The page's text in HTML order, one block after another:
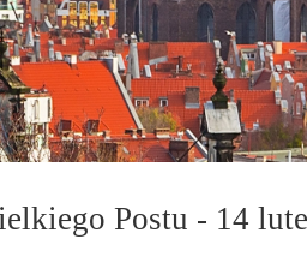
Postu - 14